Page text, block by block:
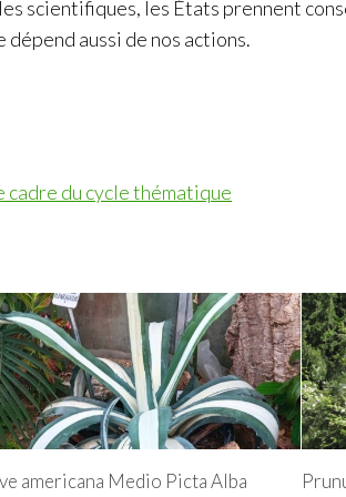
scientifiques, les États prennent
aussi de nos actions.
cadre du cycle thématique
americana Medio Picta Alba